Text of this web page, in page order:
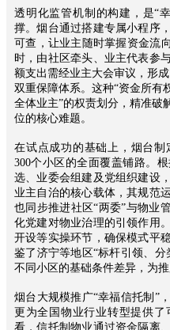
ꀉ
数
字
决
策
ꄁ
产
品
方
案
ꀉ
物
业
收
费
ꁹ
催
收
管
理
透明化监管机制的构建，是“
撑。烟台通过搭建专属小程序
可查，让业主随时掌握资金流
时，由社区牵头、业主代表参
额支出需经业主大会审议，形
双重保障体系。这种“资金所有
全体业主”的权责划分，精准破
位的核心难题。
在试点成功的基础上，烟台制
300个小区的全面覆盖铺路。
选、业委会组建及党组织建设
业主自治的核心载体，其规范
也同步推进社区“两委”与物业
化党建对物业治理的引领作用
开设等实操环节，确保模式平
鉴了济宁等地区“标杆引领、
不同小区的基础条件差异，为
烟台大规模推广“幸福信托制”
更为全国物业行业转型提供
看，信托制物业通过资金隔离